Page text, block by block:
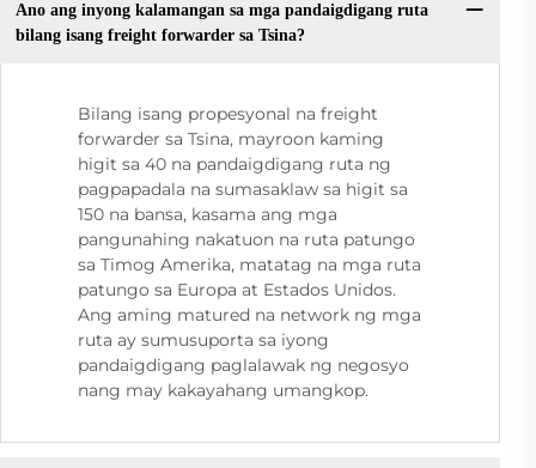
Ano ang inyong kalamangan sa mga pandaigdigang ruta
bilang isang freight forwarder sa Tsina?
Bilang isang propesyonal na freight
forwarder sa Tsina, mayroon kaming
higit sa 40 na pandaigdigang ruta ng
pagpapadala na sumasaklaw sa higit sa
150 na bansa, kasama ang mga
pangunahing nakatuon na ruta patungo
sa Timog Amerika, matatag na mga ruta
patungo sa Europa at Estados Unidos.
Ang aming matured na network ng mga
ruta ay sumusuporta sa iyong
pandaigdigang paglalawak ng negosyo
nang may kakayahang umangkop.